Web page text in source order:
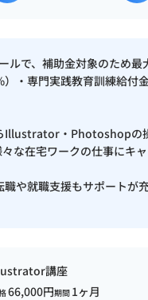
で、補助金対象のため最
・専門実践教育訓練給付
Illustrator・Photoshopの
な在宅ワークの仕事にキャ
や就職支援もサポートが
講座
66,000円期間 1ヶ月